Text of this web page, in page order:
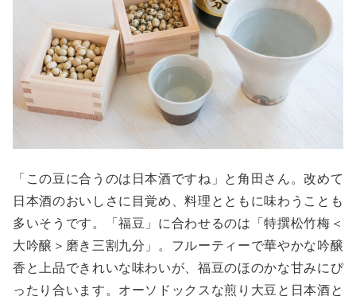
「この豆に合うのは日本酒ですね」と角田さん。改めて
日本酒のおいしさに目覚め、料理とともに味わうことも
多いそうです。「福豆」に合わせるのは「特撰松竹梅＜
大吟醸＞磨き三割九分」。フルーティーで華やかな吟醸
香と上品できれいな味わいが、福豆のほのかな甘みにぴ
ったり合います。オーソドックスな煎り大豆と日本酒と